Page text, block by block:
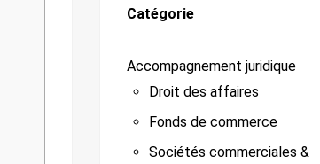
Catégorie
Accompagnement juridique
Droit des affaires
Fonds de commerce
Sociétés commerciales &